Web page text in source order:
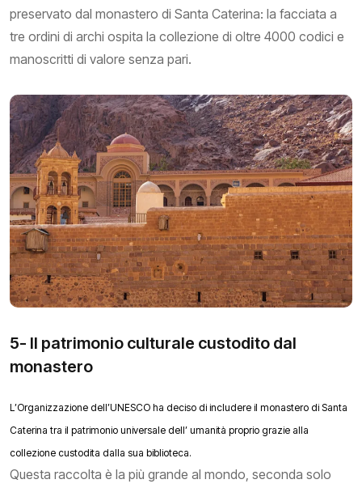
preservato dal monastero di Santa Caterina: la facciata a
tre ordini di archi ospita la collezione di oltre 4000 codici e
manoscritti di valore senza pari.
5- Il patrimonio culturale custodito dal
monastero
L’Organizzazione dell’UNESCO ha deciso di includere il monastero di Santa
Caterina tra il patrimonio universale dell’ umanità proprio grazie alla
collezione custodita dalla sua biblioteca.
Questa raccolta è la più grande al mondo, seconda solo